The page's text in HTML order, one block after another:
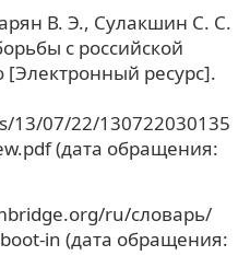
В. Э., Сулакшин С. С.
с российской
[Электронный ресурс].
13/07/22/130722030135
(дата обращения:
ru/словарь/
in (дата обращения: